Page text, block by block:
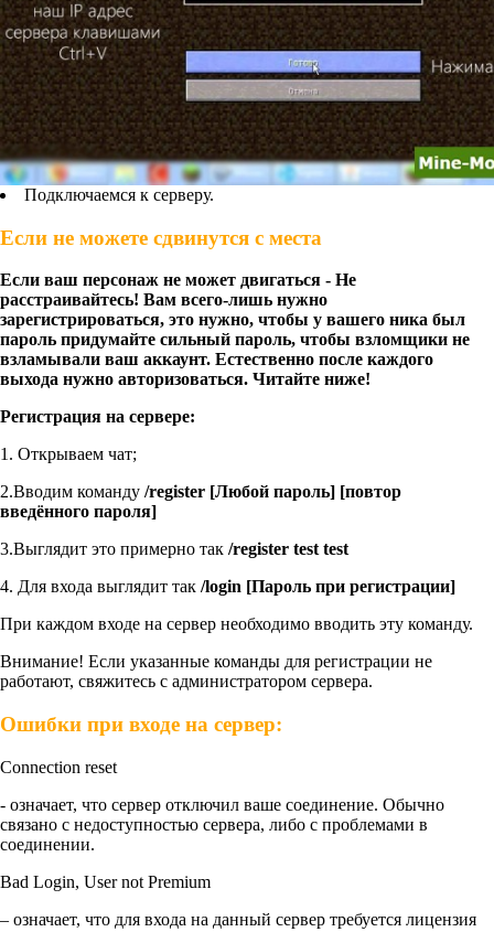
Подключаемся к серверу.
Если не можете сдвинутся с места
Если ваш персонаж не может двигаться - Не
расстраивайтесь! Вам всего-лишь нужно
зарегистрироваться, это нужно, чтобы у вашего ника был
пароль придумайте сильный пароль, чтобы взломщики не
взламывали ваш аккаунт. Естественно после каждого
выхода нужно авторизоваться. Читайте ниже!
Регистрация на сервере:
1. Открываем чат;
2.Вводим команду /register [Любой пароль] [повтор
введённого пароля]
3.Выглядит это примерно так /register test test
4. Для входа выглядит так /login [Пароль при регистрации]
При каждом входе на сервер необходимо вводить эту команду.
Внимание! Если указанные команды для регистрации не
работают, свяжитесь с администратором сервера.
Ошибки при входе на сервер:
Connection reset
- означает, что сервер отключил ваше соединение. Обычно
связано с недоступностью сервера, либо с проблемами в
соединении.
Bad Login, User not Premium
– означает, что для входа на данный сервер требуется лицензия